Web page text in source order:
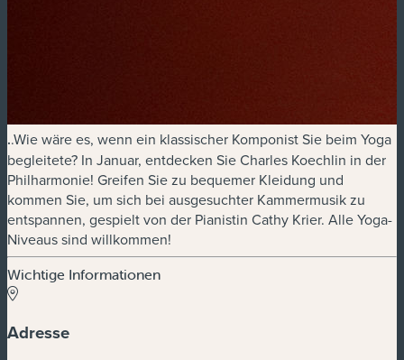
..Wie wäre es, wenn ein klassischer Komponist Sie beim Yoga
begleitete? In Januar, entdecken Sie Charles Koechlin in der
Philharmonie! Greifen Sie zu bequemer Kleidung und
kommen Sie, um sich bei ausgesuchter Kammermusik zu
entspannen, gespielt von der Pianistin Cathy Krier. Alle Yoga-
Niveaus sind willkommen!
Wichtige Informationen
Adresse